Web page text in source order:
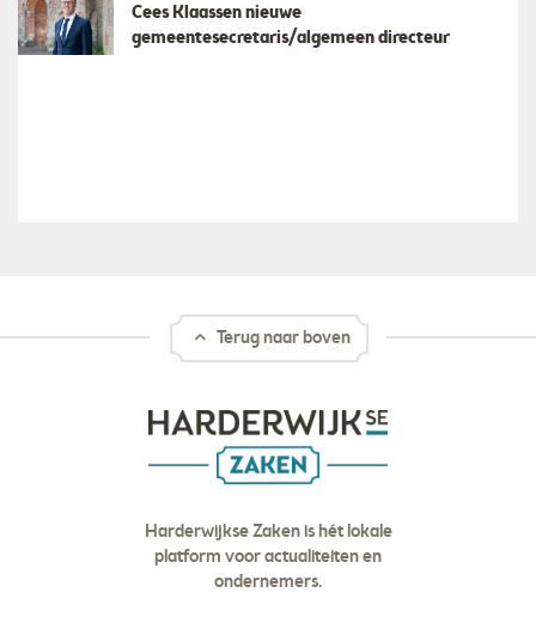
Cees Klaassen nieuwe
gemeentesecretaris/algemeen directeur
Terug naar boven
Harderwijkse Zaken is hét lokale
platform voor actualiteiten en
ondernemers.